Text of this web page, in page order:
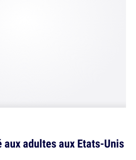
adultes aux Etats-Unis